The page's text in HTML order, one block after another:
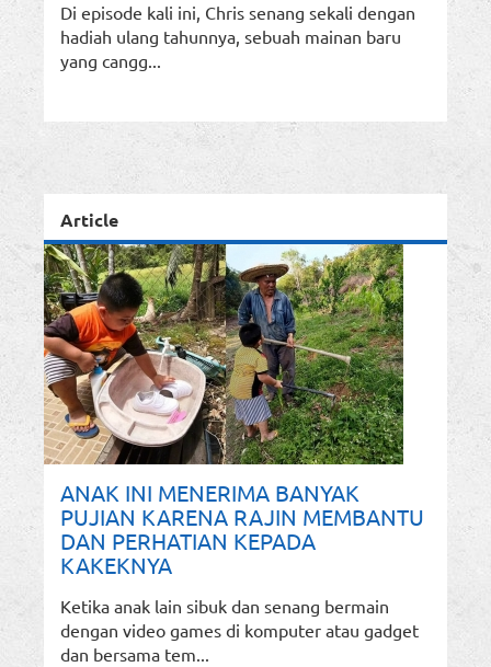
Di episode kali ini, Chris senang sekali dengan
hadiah ulang tahunnya, sebuah mainan baru
yang cangg...
Article
ANAK INI MENERIMA BANYAK
PUJIAN KARENA RAJIN MEMBANTU
DAN PERHATIAN KEPADA
KAKEKNYA
Ketika anak lain sibuk dan senang bermain
dengan video games di komputer atau gadget
dan bersama tem...